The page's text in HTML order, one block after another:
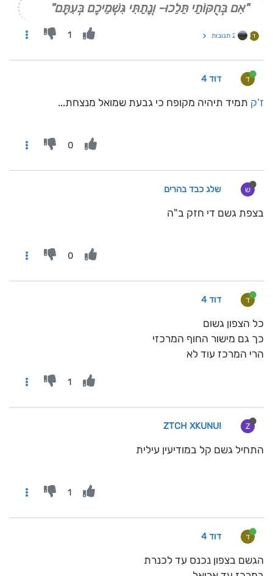
"אִם בְּחֻקּוֹתַי תֵּלֵכוּ- וְנָתַתִּי גִּשְׁמֵיכֶם בְּעִתָּם"
ד 2 תגובות 1
ד דוד 4
ז'ק תמיד תיהיה מקופח כי גבעת שמואל מנצחת...
0
ש שלג כבד בהרים
בצפת גשם די חזק ב"ה
0
ד דוד 4
כל הצפון גשום
כך גם מישור החוף המרכזי
הרי המרכז עוד לא
1
Z
ZTCH XKUNUI
התחיל גשם קל במודיעין עילית
1
ד דוד 4
הגשם בצפון נכנס עד לכנרת